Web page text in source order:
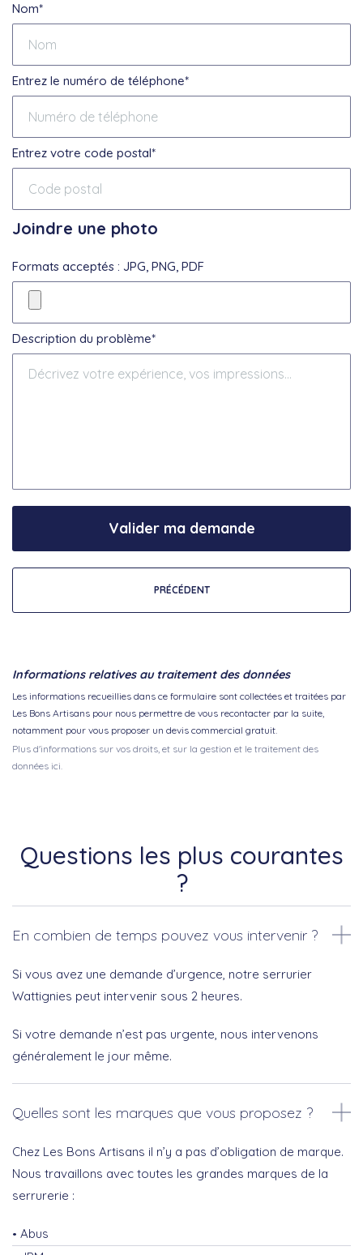
Nom*
Entrez le numéro de téléphone*
Entrez votre code postal*
Joindre une photo
Formats acceptés : JPG, PNG, PDF
Description du problème*
PRÉCÉDENT
Valider ma demande
Informations relatives au traitement des données
Les informations recueillies dans ce formulaire sont collectées et traitées par
Les Bons Artisans pour nous permettre de vous recontacter par la suite,
notamment pour vous proposer un devis commercial gratuit.
Plus d'informations sur vos droits, et sur la gestion et le traitement des
données ici.
Questions les plus courantes
?
En combien de temps pouvez vous intervenir ?
Si vous avez une demande d’urgence, notre serrurier
Wattignies peut intervenir sous 2 heures.
Si votre demande n’est pas urgente, nous intervenons
généralement le jour même.
Quelles sont les marques que vous proposez ?
Chez Les Bons Artisans il n’y a pas d’obligation de marque.
Nous travaillons avec toutes les grandes marques de la
serrurerie :
Abus